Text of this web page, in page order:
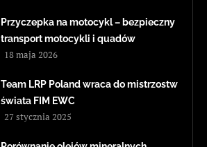
Przyczepka na motocykl – bezpieczny
transport motocykli i quadów
18 maja 2026
Team LRP Poland wraca do mistrzostw
świata FIM EWC
27 stycznia 2025